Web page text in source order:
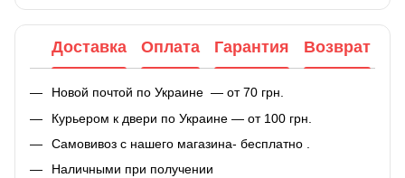
Доставка Оплата Гарантия Возврат
Новой почтой по Украине — от 70 грн.
Курьером к двери по Украине — от 100 грн.
Самовивоз с нашего магазина- бесплатно .
Наличными при получении